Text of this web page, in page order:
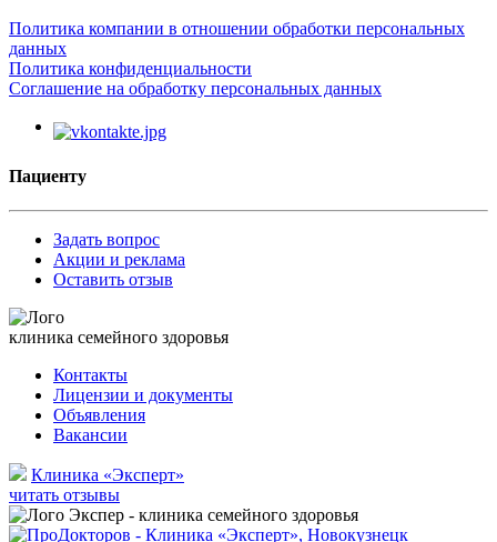
Политика компании в отношении обработки персональных
данных
Политика конфиденциальности
Соглашение на обработку персональных данных
Пациенту
Задать вопрос
Акции и реклама
Оставить отзыв
клиника семейного здоровья
Контакты
Лицензии и документы
Объявления
Вакансии
Клиника «Эксперт»
читать отзывы